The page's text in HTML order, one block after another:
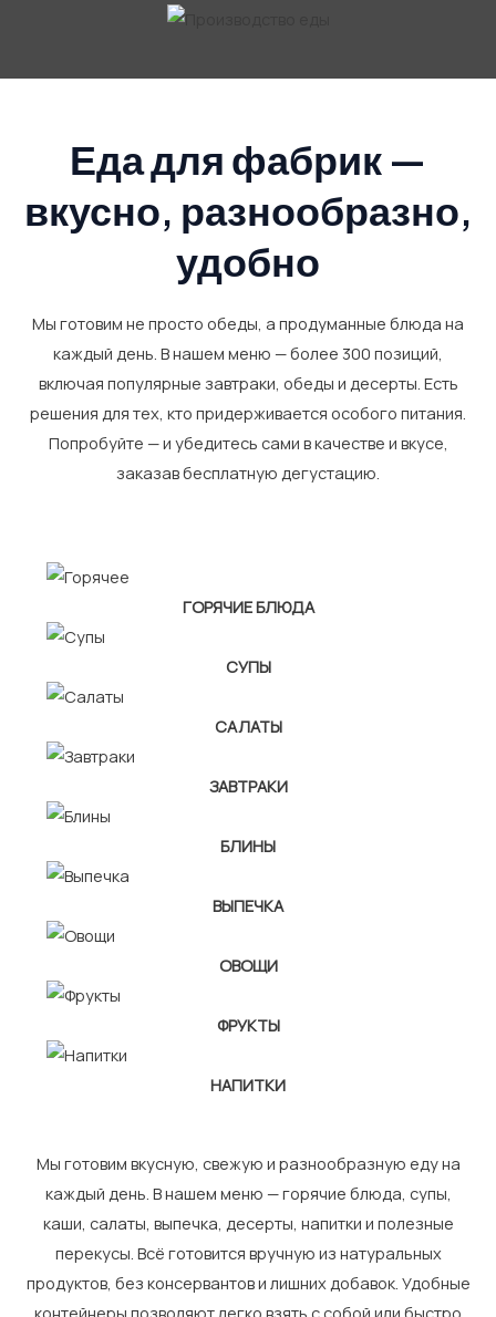
Еда для фабрик —
вкусно, разнообразно,
удобно
Мы готовим не просто обеды, а продуманные блюда на
каждый день. В нашем меню — более 300 позиций,
включая популярные завтраки, обеды и десерты. Есть
решения для тех, кто придерживается особого питания.
Попробуйте — и убедитесь сами в качестве и вкусе,
заказав бесплатную дегустацию.
ГОРЯЧИЕ БЛЮДА
СУПЫ
САЛАТЫ
ЗАВТРАКИ
БЛИНЫ
ВЫПЕЧКА
ОВОЩИ
ФРУКТЫ
НАПИТКИ
Мы готовим вкусную, свежую и разнообразную еду на
каждый день. В нашем меню — горячие блюда, супы,
каши, салаты, выпечка, десерты, напитки и полезные
перекусы. Всё готовится вручную из натуральных
продуктов, без консервантов и лишних добавок. Удобные
контейнеры позволяют легко взять с собой или быстро